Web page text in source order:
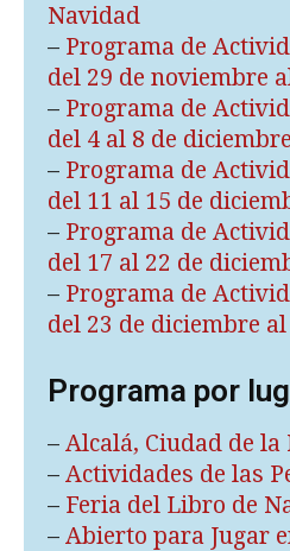
Navidad
– Programa de
del 29 de noviembre
– Programa de
del 4 al 8 de diciembre
– Programa de
del 11 al 15 de
– Programa de
del 17 al 22 de
– Programa de
del 23 de diciembre
Programa por
– Alcalá, Ciudad de la
– Actividades de las
– Feria del Libro de
– Abierto para Jugar